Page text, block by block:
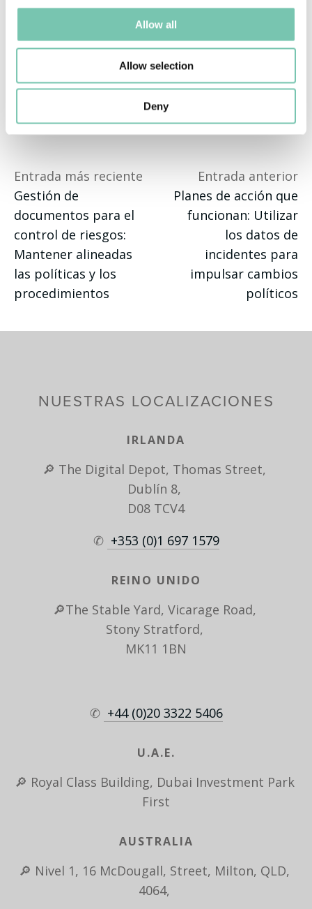
Allow all
Allow selection
Deny
herramientas necesarias para tomar
decisiones fundamentadas y de gran impacto.
Entrada más reciente
Gestión de
documentos para el
control de riesgos:
Mantener alineadas
las políticas y los
procedimientos
Entrada anterior
Planes de acción que
funcionan: Utilizar
los datos de
incidentes para
impulsar cambios
políticos
NUESTRAS LOCALIZACIONES
IRLANDA
🔎 The Digital Depot, Thomas Street,
Dublín 8,
D08 TCV4
✆ +353 (0)1 697 1579
REINO UNIDO
🔎The Stable Yard, Vicarage Road,
Stony Stratford,
MK11 1BN
✆ +44 (0)20 3322 5406
U.A.E.
🔎 Royal Class Building, Dubai Investment Park
First
AUSTRALIA
🔎 Nivel 1, 16 McDougall, Street, Milton, QLD,
4064,